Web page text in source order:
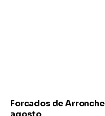
Forcados de